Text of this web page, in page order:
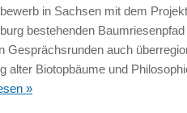
in Sachsen mit dem
bestehenden
Gesprächsrunden auch
alter Biotopbäume und
»